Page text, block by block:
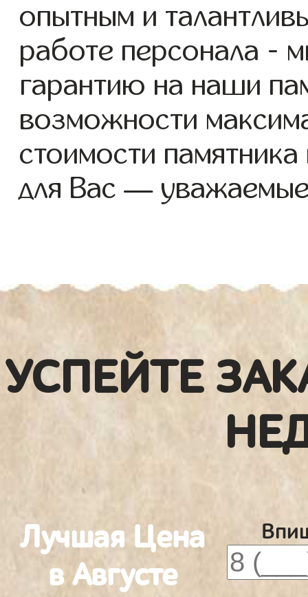
опытным и
работе персонала -
гарантию на наши
возможности
стоимости
для Вас —
УСПЕЙТЕ
Лучшая Цена
в Августе